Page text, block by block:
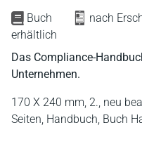
Buch
nach
erhältlich
Das Compliance-
Unternehmen.
170 X 240 mm, 2., neu
Seiten, Handbuch, Buch